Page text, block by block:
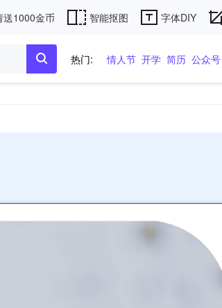
送1000金币 智能抠图 字体DIY
热门: 情人节 开学 简历 公众号